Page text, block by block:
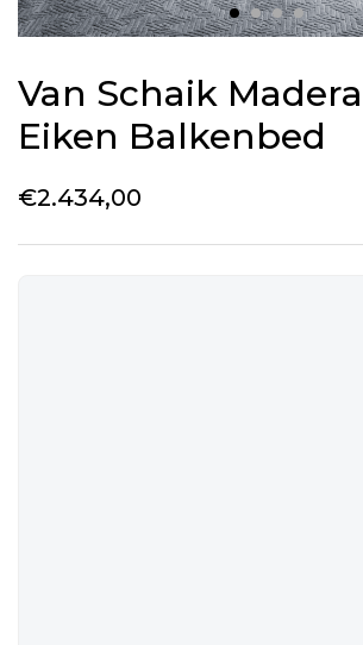
Van Schaik
Eiken Balkenbed
€2.434,00